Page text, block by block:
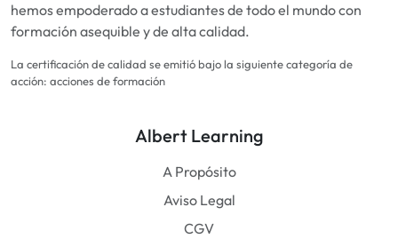
hemos empoderado a estudiantes de todo el mundo con
formación asequible y de alta calidad.
La certificación de calidad se emitió bajo la siguiente categoría de
acción: acciones de formación
Albert Learning
A Propósito
Aviso Legal
CGV